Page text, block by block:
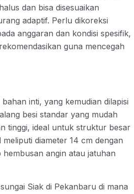
dan bisa disesuaikan
adaptif. Perlu dikoreksi
anggaran dan kondisi spesifik,
guna mencegah
inti, yang kemudian dilapisi
besi standar yang mudah
tinggi, ideal untuk struktur besar
diameter 14 cm dengan
angin atau jatuhan
Siak di Pekanbaru di mana